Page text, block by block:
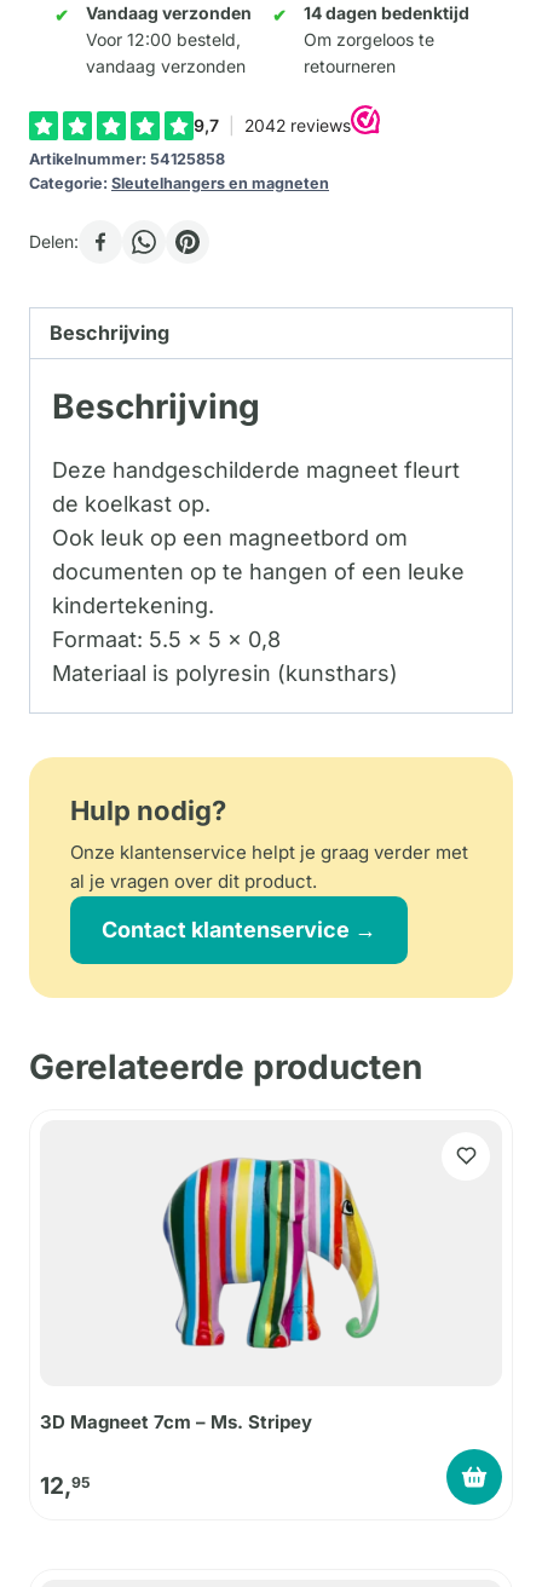
Vandaag verzonden
Voor 12:00 besteld,
vandaag verzonden
14 dagen bedenktijd
Om zorgeloos te
retourneren
Artikelnummer: 54125858
Categorie: Sleutelhangers en magneten
Delen:
Beschrijving
Beschrijving
Deze handgeschilderde magneet fleurt
de koelkast op.
Ook leuk op een magneetbord om
documenten op te hangen of een leuke
kindertekening.
Formaat: 5.5 x 5 x 0,8
Materiaal is polyresin (kunsthars)
Hulp nodig?
Onze klantenservice helpt je graag verder met
al je vragen over dit product.
Contact klantenservice →
Gerelateerde producten
3D Magneet 7cm – Ms. Stripey
12,95